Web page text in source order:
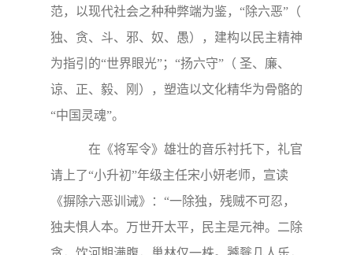
第三章：传烛谢师
本章以五字句贯穿始终；以新旧教师交
接的形式训诫学子：应以传统士大夫精神为
范，以现代社会之种种弊端为鉴，“除六恶”（
独、贪、斗、邪、奴、愚），建构以民主精神
为指引的“世界眼光”；“扬六守”（ 圣、廉、
谅、正、毅、刚），塑造以文化精华为骨骼的
“中国灵魂”。